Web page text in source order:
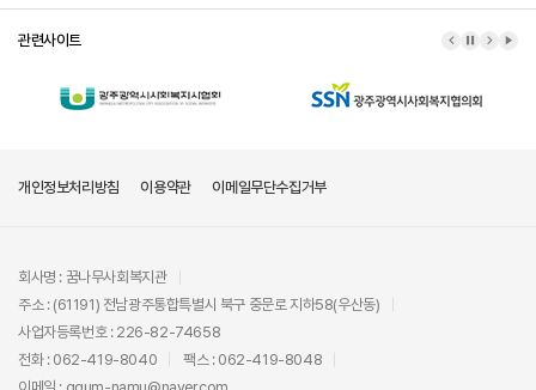
관련사이트 이전 배너
배너 정지
다음 배
배
개인정보처리방침 이용약관 이메일무단수집거부
회사명 : 꿈나무사회복지관
주소 : (61191) 전남광주통합특별시 북구 중문로 지하58(우산동)
사업자등록번호 : 226-82-74658
전화 : 062-419-8040
팩스 : 062-419-8048